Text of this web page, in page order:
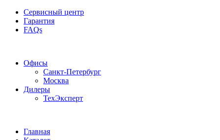
Сервисный центр
Гарантия
FAQs
Офисы
Санкт-Петербург
Москва
Дилеры
ТехЭксперт
Главная